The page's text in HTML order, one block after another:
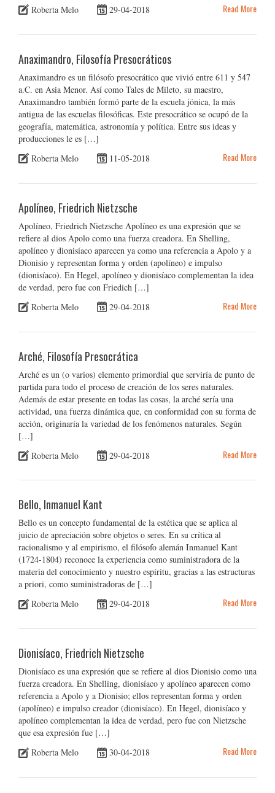
Roberta Melo 29-04-2018 Read More
Anaximandro, Filosofía Presocráticos
Anaximandro es un filósofo presocrático que vivió entre 611 y 547
a.C. en Asia Menor. Así como Tales de Mileto, su maestro,
Anaximandro también formó parte de la escuela jónica, la más
antigua de las escuelas filosóficas. Este presocrático se ocupó de la
geografía, matemática, astronomía y política. Entre sus ideas y
producciones le es […]
Roberta Melo
11-05-2018 Read More
Apolíneo, Friedrich Nietzsche
Apolíneo, Friedrich Nietzsche Apolíneo es una expresión que se
refiere al dios Apolo como una fuerza creadora. En Shelling,
apolíneo y dionisíaco aparecen ya como una referencia a Apolo y a
Dionisio y representan forma y orden (apolíneo) e impulso
(dionisíaco). En Hegel, apolíneo y dionisíaco complementan la idea
de verdad, pero fue con Friedich […]
Roberta Melo
29-04-2018 Read More
Arché, Filosofía Presocrática
Arché es un (o varios) elemento primordial que serviría de punto de
partida para todo el proceso de creación de los seres naturales.
Además de estar presente en todas las cosas, la arché sería una
actividad, una fuerza dinámica que, en conformidad con su forma de
acción, originaría la variedad de los fenómenos naturales. Según
[…]
Roberta Melo
29-04-2018 Read More
Bello, Inmanuel Kant
Bello es un concepto fundamental de la estética que se aplica al
juicio de apreciación sobre objetos o seres. En su crítica al
racionalismo y al empirismo, el filósofo alemán Inmanuel Kant
(1724-1804) reconoce la experiencia como suministradora de la
materia del conocimiento y nuestro espíritu, gracias a las estructuras
a priori, como suministradoras de […]
Roberta Melo
29-04-2018 Read More
Dionisíaco, Friedrich Nietzsche
Dionisíaco es una expresión que se refiere al dios Dionisio como una
fuerza creadora. En Shelling, dionisíaco y apolíneo aparecen como
referencia a Apolo y a Dionisio; ellos representan forma y orden
(apolíneo) e impulso creador (dionisíaco). En Hegel, dionisíaco y
apolíneo complementan la idea de verdad, pero fue con Nietzsche
que esa expresión fue […]
Roberta Melo
30-04-2018 Read More